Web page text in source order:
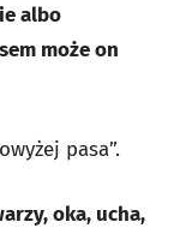
albo
może on
pasa”.
oka, ucha,